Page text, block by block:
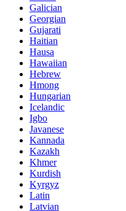
Galician
Georgian
Gujarati
Haitian
Hausa
Hawaiian
Hebrew
Hmong
Hungarian
Icelandic
Igbo
Javanese
Kannada
Kazakh
Khmer
Kurdish
Kyrgyz
Latin
Latvian